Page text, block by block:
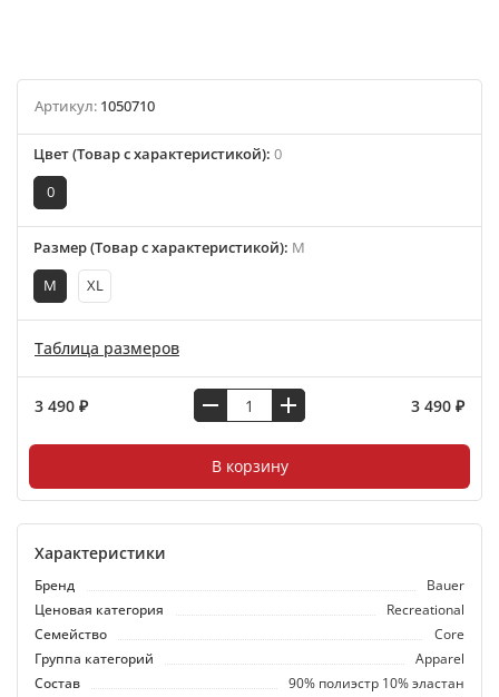
Артикул: 1050710
Цвет (Товар с характеристикой): 0
0
Размер (Товар с характеристикой): M
M
XL
Таблица размеров
3 490 ₽ 3 490 ₽
В корзину
Характеристики
Бренд
Bauer
Ценовая категория
Recreational
Семейство
Core
Группа категорий
Apparel
Состав
90% полиэстр 10% эластан